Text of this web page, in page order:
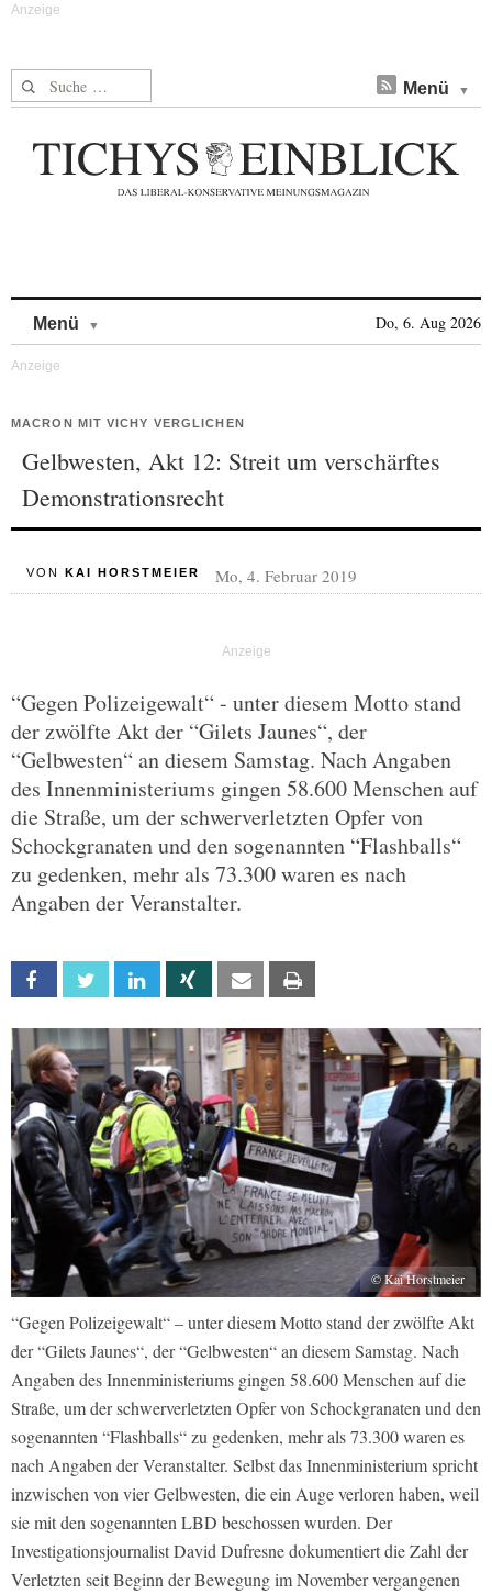
Suche nach: Menü
Menü Do, 6. Aug 2026
MACRON MIT VICHY VERGLICHEN
Gelbwesten, Akt 12: Streit um verschärftes
Demonstrationsrecht
VON KAI HORSTMEIER Mo, 4. Februar 2019
“Gegen Polizeigewalt“ - unter diesem Motto stand
der zwölfte Akt der “Gilets Jaunes“, der
“Gelbwesten“ an diesem Samstag. Nach Angaben
des Innenministeriums gingen 58.600 Menschen auf
die Straße, um der schwerverletzten Opfer von
Schockgranaten und den sogenannten “Flashballs“
zu gedenken, mehr als 73.300 waren es nach
Angaben der Veranstalter.
Facebook Twitter Linkedin Xing Email
© Kai Horstmeier
“Gegen Polizeigewalt“ – unter diesem Motto stand der zwölfte Akt
der “Gilets Jaunes“, der “Gelbwesten“ an diesem Samstag. Nach
Angaben des Innenministeriums gingen 58.600 Menschen auf die
Straße, um der schwerverletzten Opfer von Schockgranaten und den
sogenannten “Flashballs“ zu gedenken, mehr als 73.300 waren es
nach Angaben der Veranstalter. Selbst das Innenministerium spricht
inzwischen von vier Gelbwesten, die ein Auge verloren haben, weil
sie mit den sogenannten LBD beschossen wurden. Der
Investigationsjournalist David Dufresne dokumentiert die Zahl der
Verletzten seit Beginn der Bewegung im November vergangenen